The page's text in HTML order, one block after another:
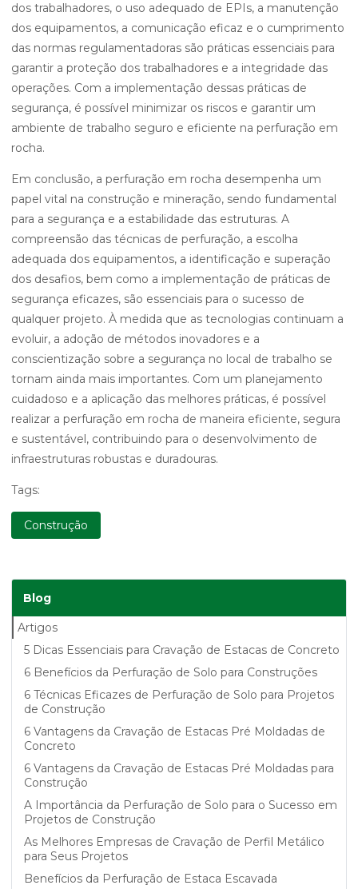
dos trabalhadores, o uso adequado de EPIs, a manutenção
dos equipamentos, a comunicação eficaz e o cumprimento
das normas regulamentadoras são práticas essenciais para
garantir a proteção dos trabalhadores e a integridade das
operações. Com a implementação dessas práticas de
segurança, é possível minimizar os riscos e garantir um
ambiente de trabalho seguro e eficiente na perfuração em
rocha.
Em conclusão, a perfuração em rocha desempenha um
papel vital na construção e mineração, sendo fundamental
para a segurança e a estabilidade das estruturas. A
compreensão das técnicas de perfuração, a escolha
adequada dos equipamentos, a identificação e superação
dos desafios, bem como a implementação de práticas de
segurança eficazes, são essenciais para o sucesso de
qualquer projeto. À medida que as tecnologias continuam a
evoluir, a adoção de métodos inovadores e a
conscientização sobre a segurança no local de trabalho se
tornam ainda mais importantes. Com um planejamento
cuidadoso e a aplicação das melhores práticas, é possível
realizar a perfuração em rocha de maneira eficiente, segura
e sustentável, contribuindo para o desenvolvimento de
infraestruturas robustas e duradouras.
Tags:
Construção
Blog
Artigos
5 Dicas Essenciais para Cravação de Estacas de Concreto
6 Benefícios da Perfuração de Solo para Construções
6 Técnicas Eficazes de Perfuração de Solo para Projetos
de Construção
6 Vantagens da Cravação de Estacas Pré Moldadas de
Concreto
6 Vantagens da Cravação de Estacas Pré Moldadas para
Construção
A Importância da Perfuração de Solo para o Sucesso em
Projetos de Construção
As Melhores Empresas de Cravação de Perfil Metálico
para Seus Projetos
Benefícios da Perfuração de Estaca Escavada